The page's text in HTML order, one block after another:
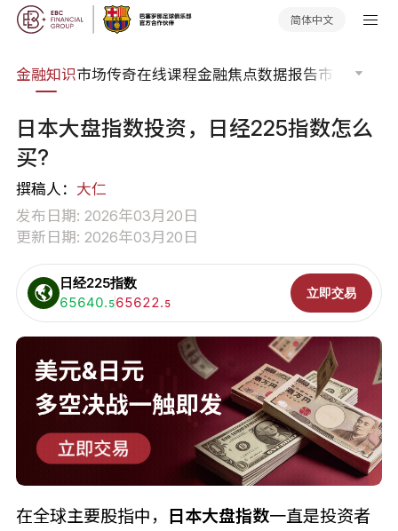
简体中文
金融知识市场传奇在线课程金融焦点数据报告市场分析
日本大盘指数投资，日经225指数怎么
买?
撰稿人： 大仁
发布日期: 2026年03月20日
更新日期: 2026年03月20日
日经225指数
买入:
65640. 5卖出:
65622. 5
立即交易
在全球主要股指中， 日本大盘指数一直是投资者